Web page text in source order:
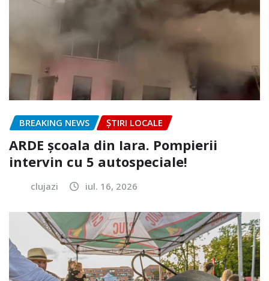
BREAKING NEWS ȘTIRI LOCALE
ARDE școala din Iara. Pompierii
intervin cu 5 autospeciale!
clujazi iul. 16, 2026